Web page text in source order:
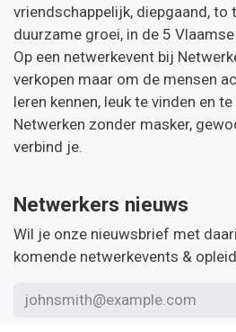
vriendschappelijk, diepgaand, to
duurzame groei, in de 5
Op een netwerkevent bij
verkopen maar om de mensen
leren kennen, leuk te vinden en
Netwerken zonder masker,
verbind je.
Netwerkers nieuws
Wil je onze nieuwsbrief met
komende netwerkevents &